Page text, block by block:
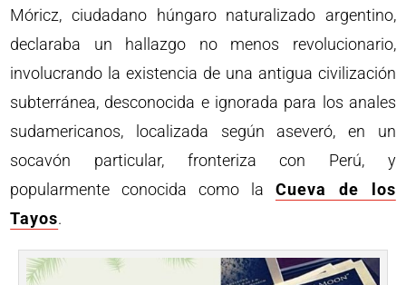
Móricz, ciudadano húngaro naturalizado argentino,
declaraba un hallazgo no menos revolucionario,
involucrando la existencia de una antigua civilización
subterránea, desconocida e ignorada para los anales
sudamericanos, localizada según aseveró, en un
socavón particular, fronteriza con Perú, y
popularmente conocida como la Cueva de los
Tayos.